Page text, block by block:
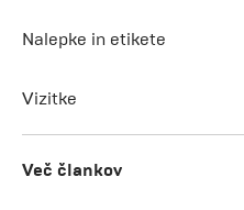
Nalepke in etikete
Vizitke
Več člankov